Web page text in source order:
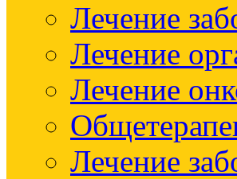
Лечение
Лечение
Лечение
Лечение